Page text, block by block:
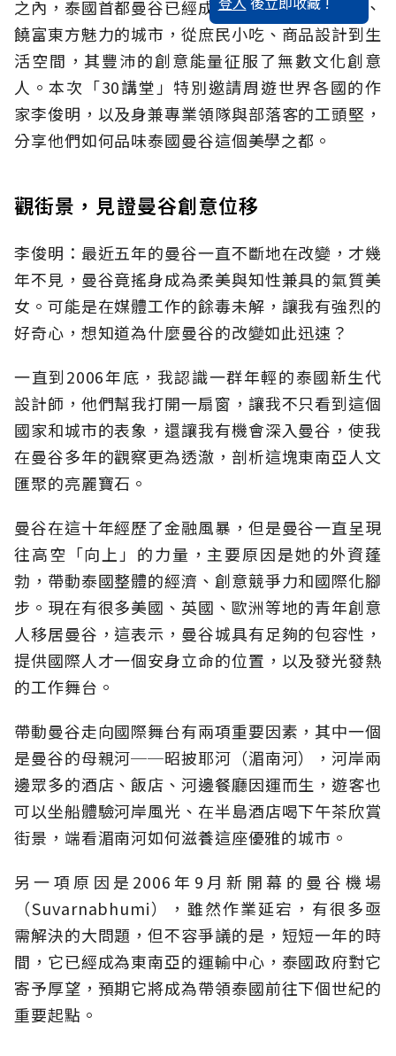
之內，泰國首都曼谷已經成為一座經濟產值驚人、
饒富東方魅力的城市，從庶民小吃、商品設計到生
活空間，其豐沛的創意能量征服了無數文化創意
人。本次「30講堂」特別邀請周遊世界各國的作
家李俊明，以及身兼專業領隊與部落客的工頭堅，
分享他們如何品味泰國曼谷這個美學之都。
觀街景，見證曼谷創意位移
李俊明：最近五年的曼谷一直不斷地在改變，才幾
年不見，曼谷竟搖身成為柔美與知性兼具的氣質美
女。可能是在媒體工作的餘毒未解，讓我有強烈的
好奇心，想知道為什麼曼谷的改變如此迅速？
一直到2006年底，我認識一群年輕的泰國新生代
設計師，他們幫我打開一扇窗，讓我不只看到這個
國家和城市的表象，還讓我有機會深入曼谷，使我
在曼谷多年的觀察更為透澈，剖析這塊東南亞人文
匯聚的亮麗寶石。
曼谷在這十年經歷了金融風暴，但是曼谷一直呈現
往高空「向上」的力量，主要原因是她的外資蓬
勃，帶動泰國整體的經濟、創意競爭力和國際化腳
步。現在有很多美國、英國、歐洲等地的青年創意
人移居曼谷，這表示，曼谷城具有足夠的包容性，
提供國際人才一個安身立命的位置，以及發光發熱
的工作舞台。
帶動曼谷走向國際舞台有兩項重要因素，其中一個
是曼谷的母親河──昭披耶河（湄南河），河岸兩
邊眾多的酒店、飯店、河邊餐廳因運而生，遊客也
可以坐船體驗河岸風光、在半島酒店喝下午茶欣賞
街景，端看湄南河如何滋養這座優雅的城市。
另一項原因是2006年9月新開幕的曼谷機場
（Suvarnabhumi），雖然作業延宕，有很多亟
需解決的大問題，但不容爭議的是，短短一年的時
間，它已經成為東南亞的運輸中心，泰國政府對它
寄予厚望，預期它將成為帶領泰國前往下個世紀的
重要起點。